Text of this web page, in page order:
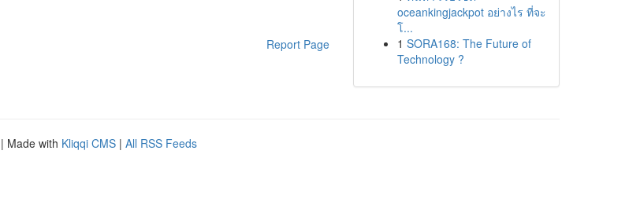
Report Page
oceankingjackpot อย่างไร ที่จะ
โ...
1 SORA168: The Future of
Technology ?
| Made with Kliqqi CMS | All RSS Feeds